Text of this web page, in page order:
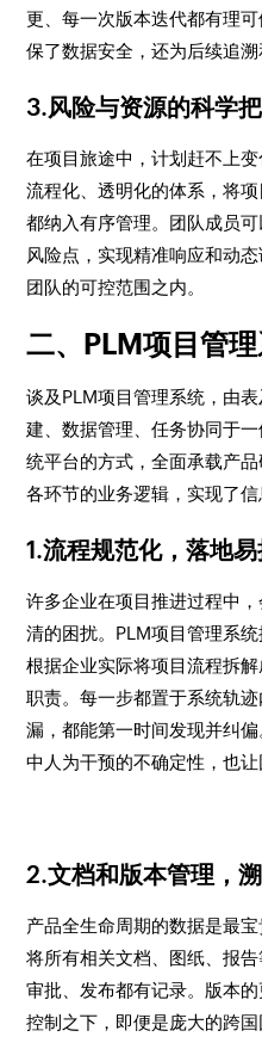
更、每一次版本迭代都有理
保了数据安全，还为后续追
3.风险与资源的科学
在项目旅途中，计划赶不上
流程化、透明化的体系，将
都纳入有序管理。团队成员
风险点，实现精准响应和动
团队的可控范围之内。
二、PLM项目管
谈及PLM项目管理系统，由
建、数据管理、任务协同于
统平台的方式，全面承载产
各环节的业务逻辑，实现了信
1.流程规范化，落地
许多企业在项目推进过程中
清的困扰。PLM项目管理系
根据企业实际将项目流程拆
职责。每一步都置于系统轨
漏，都能第一时间发现并纠
中人为干预的不确定性，也让
2.文档和版本管理，
产品全生命周期的数据是最
将所有相关文档、图纸、报
审批、发布都有记录。版本
控制之下，即便是庞大的跨